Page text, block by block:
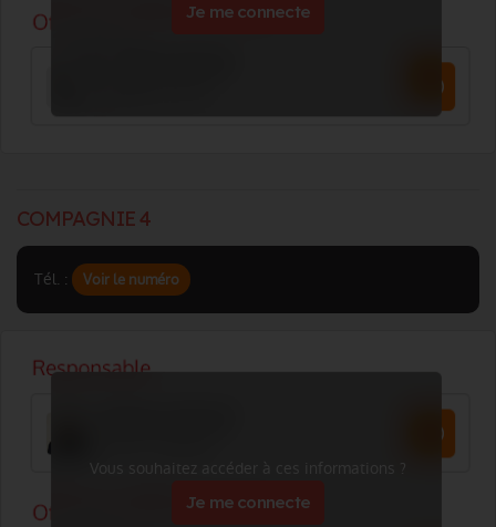
Je me connecte
COMPAGNIE 4
Tél. : Voir le numéro
Vous souhaitez accéder à ces informations ?
Je me connecte